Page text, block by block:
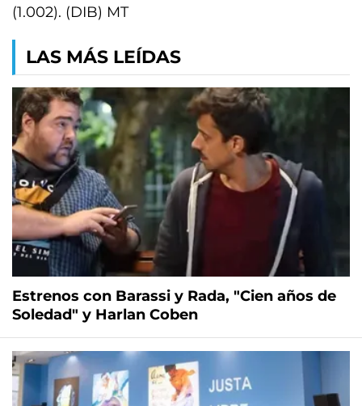
(1.002). (DIB) MT
LAS MÁS LEÍDAS
Estrenos con Barassi y Rada, "Cien años de
Soledad" y Harlan Coben